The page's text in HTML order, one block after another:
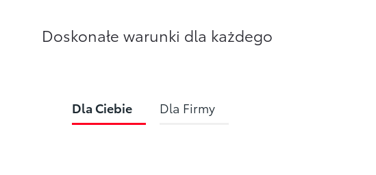
Doskonałe warunki dla każdego
Dla Ciebie Dla Firmy